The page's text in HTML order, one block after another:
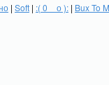
| Soft | :( 0 _ о ): | Bux To